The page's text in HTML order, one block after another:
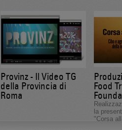
Provinz - Il Video TG
della Provincia di
Roma
Food
la
"Corsa